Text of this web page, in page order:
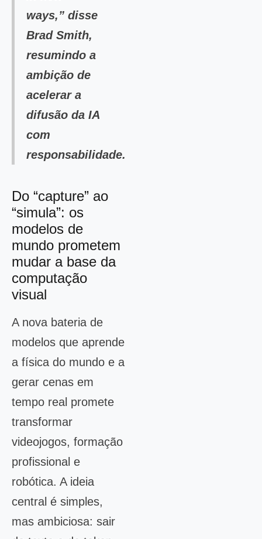
ways,” disse
Brad Smith,
resumindo a
ambição de
acelerar a
difusão da IA
com
responsabilidade.
Do “capture” ao
“simula”: os
modelos de
mundo prometem
mudar a base da
computação
visual
A nova bateria de
modelos que aprende
a física do mundo e a
gerar cenas em
tempo real promete
transformar
videojogos, formação
profissional e
robótica. A ideia
central é simples,
mas ambiciosa: sair